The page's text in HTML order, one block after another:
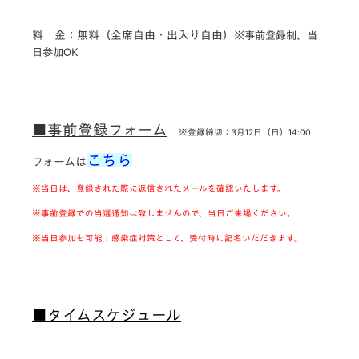
料 金：無料（全席自由・出入り自由） ※事前登録制、当
日参加OK
■事前登録フォーム ※登録締切：3月12日（日）14:00
フォームは こちら
※当日は、登録された際に返信されたメールを確認いたします。
※事前登録での当選通知は致しませんので、当日ご来場ください。
※当日参加も可能！感染症対策として、受付時に記名いただきます。
■タイムスケジュール